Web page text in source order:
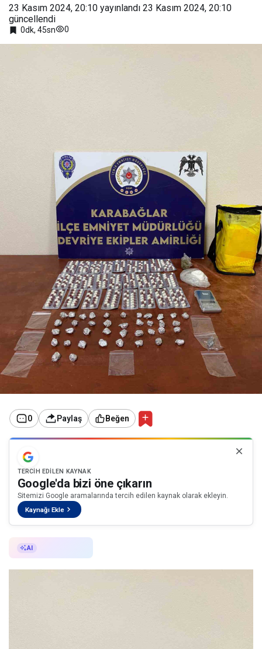
23 Kasım 2024, 20:10 yayınlandı 23 Kasım 2024, 20:10
güncellendi
0dk, 45sn 0
0 Paylaş Beğen
TERCIH EDILEN KAYNAK
Google'da bizi öne çıkarın
Sitemizi Google aramalarında tercih edilen kaynak olarak ekleyin.
Kaynağı Ekle
AI